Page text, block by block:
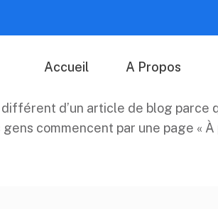
Accueil A Propos
différent d’un article de blog
commencent par une page «